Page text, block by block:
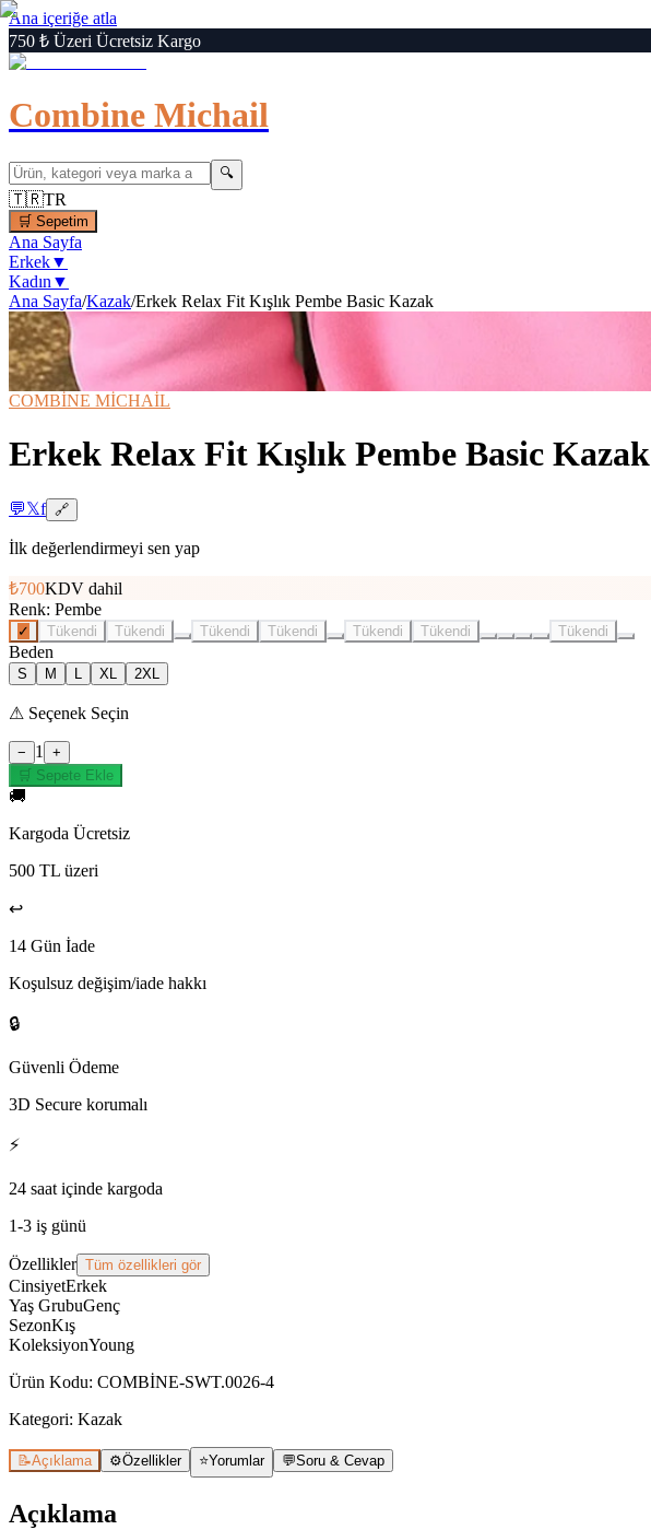
Ana içeriğe atla
750 ₺ Üzeri Ücretsiz Kargo
Combine Michail
🔍
🇹🇷TR
🛒 Sepetim
Ana Sayfa
Erkek▼
Kadın ▼
Ana Sayfa/Kazak/Erkek Relax Fit Kışlık Pembe Basic Kazak
‹ › 1/
📦 Kargo Bedava ⚡ Hızlı Teslimat
COMBİNE MİCHAİL
Erkek Relax Fit Kışlık Pembe Basic Kazak
💬𝕏f 🔗
İlk değerlendirmeyi sen yap
₺700KDV dahil
Renk: Pembe
✓ Tükendi Tükendi Tükendi Tükendi Tükendi Tükendi Tükendi
Beden
S M XL 2XL
⚠ Seçenek Seçin
− 1
+
🛒 Sepete Ekle
🚚
Kargoda Ücretsiz
500 TL üzeri
↩️
14 Gün İade
Koşulsuz değişim/iade hakkı
🔒
Güvenli Ödeme
3D Secure korumalı
⚡
24 saat içinde kargoda
1-3 iş günü
Özellikler Tüm özellikleri gör
CinsiyetErkek
Yaş GrubuGenç
SezonKış
KoleksiyonYoung
Ürün Kodu: COMBİNE-SWT.0026-4
Kategori: Kazak
📝Açıklama ⚙️Özellikler ⭐Yorumlar 💬Soru & Cevap
Açıklama